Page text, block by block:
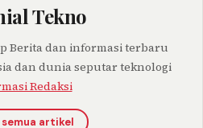
Tekno
Berita dan informasi terbaru
dan dunia seputar teknologi
Redaksi
artikel